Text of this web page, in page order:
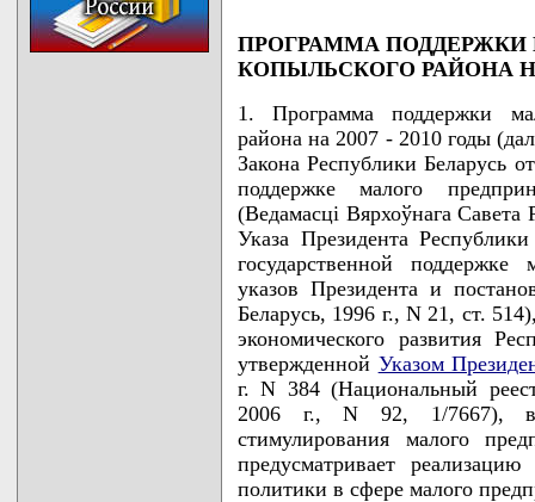
ПРОГРАММА ПОДДЕРЖКИ
КОПЫЛЬСКОГО РАЙОНА НА
1. Программа поддержки
района на 2007 - 2010 годы
Закона Республики Беларусь
поддержке малого
(Ведамасцi Вярхоўнага Савета
Указа Президента
государственной поддержке
указов Президента и
Беларусь, 1996 г., N 21, ст.
экономического развития
утвержденной Указом
г. N 384 (Национальный
2006 г., N 92, 1/7667), в
стимулирования малого
предусматривает
политики в сфере малого